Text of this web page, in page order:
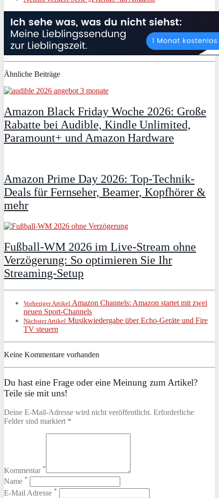
Ähnliche Beiträge
Amazon Black Friday Woche 2026: Große
Rabatte bei Audible, Kindle Unlimited,
Paramount+ und Amazon Hardware
Amazon Prime Day 2026: Top-Technik-
Deals für Fernseher, Beamer, Kopfhörer &
mehr
Fußball-WM 2026 im Live-Stream ohne
Verzögerung: So optimieren Sie Ihr
Streaming-Setup
Vorheriger Artikel Amazon Channels: Amazon startet mit zwei
neuen Sport-Channels
Nächster Artikel Musikwiedergabe über Echo-Geräte und Fire
TV steuern
Keine Kommentare vorhanden
Du hast eine Frage oder eine Meinung zum Artikel?
Teile sie mit uns!
Deine E-Mail-Adresse wird nicht veröffentlicht. Erforderliche
Felder sind markiert *
Kommentar *
Name *
E-Mail Adresse *